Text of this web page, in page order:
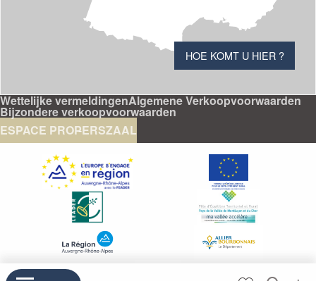
HOE KOMT U HIER ?
Wettelijke vermeldingenAlgemene Verkoopvoorwaarden
Bijzondere verkoopvoorwaarden
ESPACE PROPERSZAAL